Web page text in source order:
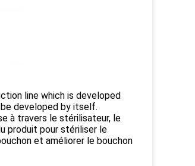
line which is developed
developed by itself.
à travers le stérilisateur, le
produit pour stériliser le
et améliorer le bouchon